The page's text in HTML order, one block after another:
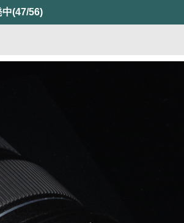
中(47/56)